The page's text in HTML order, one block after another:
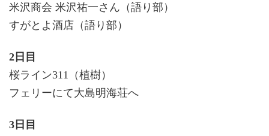
米沢商会 米沢祐一さん（語り部）
すがとよ酒店（語り部）
2日目
桜ライン311（植樹）
フェリーにて大島明海荘へ
3日目